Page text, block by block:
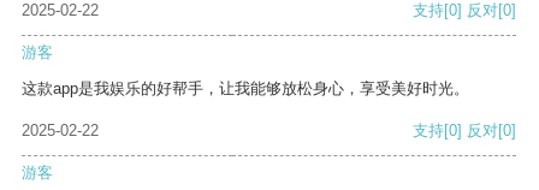
2025-02-22 支持[0] 反对[0]
游客
这款app是我娱乐的好帮手，让我能够放松身心，享受美好时光。
2025-02-22 支持[0] 反对[0]
游客